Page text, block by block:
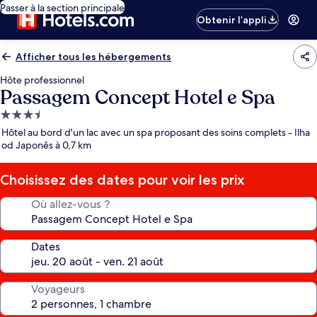
Passer à la section principale
Obtenir l’appli
Afficher tous les hébergements
Hôte professionnel
Passagem Concept Hotel e Spa
Hébergement
3.5 étoiles
Hôtel au bord d'un lac avec un spa proposant des soins complets - Ilha
od Japonês à 0,7 km
Choisissez des dates pour voir les prix
Où allez-vous ?
Dates
Voyageurs